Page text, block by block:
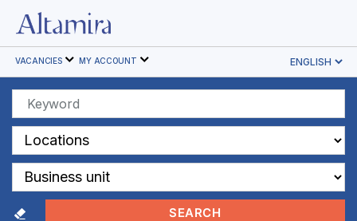
HR
Software
VACANCIES MY ACCOUNT